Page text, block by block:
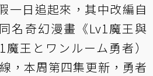
一日追起來，其中改編自
名奇幻漫畫《Lv1魔王與
王とワンルーム勇者）
，本周第四集更新，勇者